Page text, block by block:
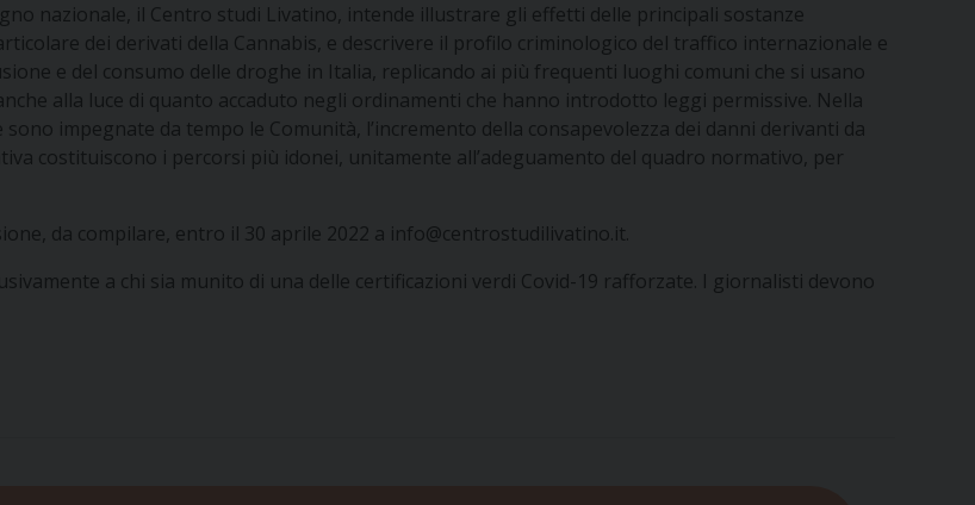
nazionale, il Centro studi Livatino, intende illustrare gli effetti delle principali sostanze
dei derivati della Cannabis, e descrivere il profilo criminologico del traffico internazionale e
e del consumo delle droghe in Italia, replicando ai più frequenti luoghi comuni che si usano
alla luce di quanto accaduto negli ordinamenti che hanno introdotto leggi permissive. Nella
impegnate da tempo le Comunità, l’incremento della consapevolezza dei danni derivanti da
costituiscono i percorsi più idonei, unitamente all’adeguamento del quadro normativo, per
, da compilare, entro il 30 aprile 2022 a info@centrostudilivatino.it.
a chi sia munito di una delle certificazioni verdi Covid-19 rafforzate. I giornalisti devono